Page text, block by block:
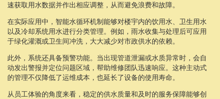
速获取用水数据并作出相应调整，从而避免浪费和故障。
在实际应用中，智能水循环机制能够对楼宇内的饮用水、卫生用水
以及冷却系统用水进行分类管理。例如，雨水收集与处理后可应用
于绿化灌溉或卫生间冲洗，大大减少对市政供水的依赖。
此外，系统还具备预警功能。当出现管道泄漏或水质异常时，会自
动发出警报并定位问题区域，帮助维修团队迅速响应。这种主动式
的管理不仅降低了运维成本，也延长了设备的使用寿命。
从员工体验的角度来看，稳定的供水质量和及时的服务保障能够创